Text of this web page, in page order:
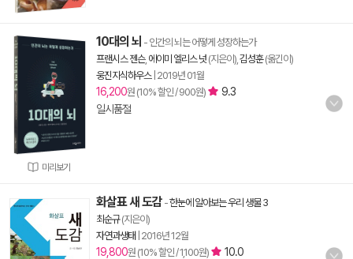
미리보기
10대의 뇌 - 인간의 뇌는 어떻게 성장하는가
프랜시스 젠슨, 에이미 엘리스 넛 (지은이), 김성훈(옮긴이)
웅진지식하우스| 2019년 01월
16,200원 (10% 할인 / 900원)
9.3
일시품절
화살표 새 도감 -한눈에 알아보는 우리 생물 3
최순규(지은이)
자연과생태 2016년 12월
19,800원 (10% 할인 / 1,100원) 10.0